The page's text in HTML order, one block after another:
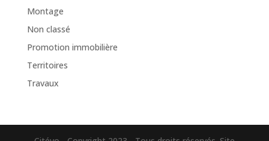
Montage
Non classé
Promotion immobilière
Territoires
Travaux